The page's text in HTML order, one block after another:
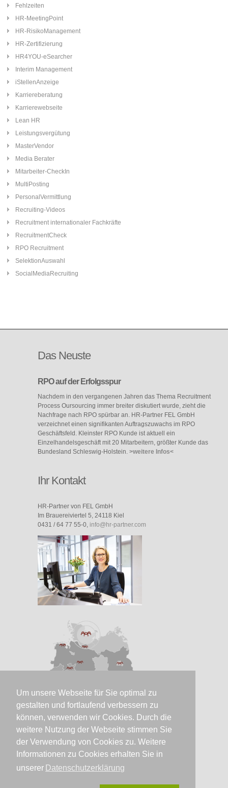
Um unsere Webseite für Sie optimal zu
gestalten und fortlaufend verbessern zu
können, verwenden wir Cookies. Durch die
weitere Nutzung der Webseite stimmen Sie
der Verwendung von Cookies zu. Weitere
Informationen zu Cookies erhalten Sie in
unserer Datenschutzerklärung
Fehlzeiten
HR-MeetingPoint
HR-RisikoManagement
HR-Zertifizierung
HR4YOU-eSearcher
Interim Management
iStellenAnzeige
Karriereberatung
Karrierewebseite
Lean HR
Leistungsvergütung
MasterVendor
Media Berater
Mitarbeiter-CheckIn
MultiPosting
PersonalVermittlung
Recruiting-Videos
Recruitment internationaler Fachkräfte
RecruitmentCheck
RPO Recruitment
SelektionAuswahl
SocialMediaRecruiting
Das Neuste
RPO auf der Erfolgsspur
Nachdem in den vergangenen Jahren das Thema Recruitment
Process Oursourcing immer breiter diskutiert wurde, zieht die
Nachfrage nach RPO spürbar an. HR-Partner FEL GmbH
verzeichnet einen signifikanten Auftragszuwachs im RPO
Geschäftsfeld. Kleinster RPO Kunde ist aktuell ein
Einzelhandelsgeschäft mit 20 Mitarbeitern, größter Kunde das
Bundesland Schleswig-Holstein.>weitere Infos<
Ihr Kontakt
HR-Partner von FEL GmbH
Im Brauereiviertel 5, 24118 Kiel
0431 / 64 77 55-0, info@hr-partner.com